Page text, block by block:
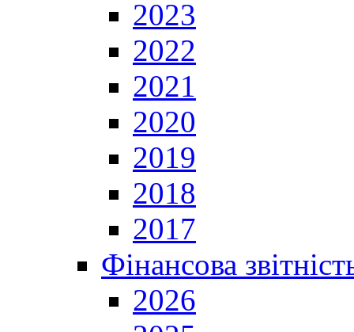
2023
2022
2021
2020
2019
2018
2017
Фінансова
2026